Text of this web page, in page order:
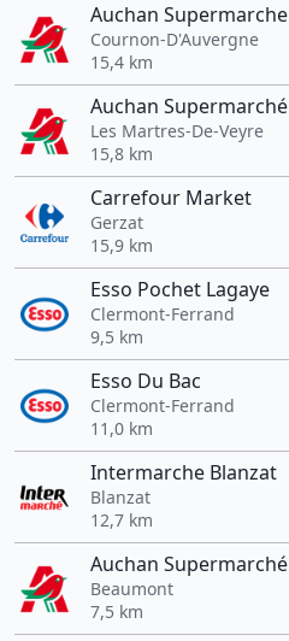
Auchan Supermarche
Cournon-D'Auvergne
15,4 km
Auchan Supermarché
Les Martres-De-Veyre
15,8 km
Carrefour Market
Gerzat
15,9 km
Esso Pochet Lagaye
Clermont-Ferrand
9,5 km
Esso Du Bac
Clermont-Ferrand
11,0 km
Intermarche Blanzat
Blanzat
12,7 km
Auchan Supermarché
Beaumont
7,5 km